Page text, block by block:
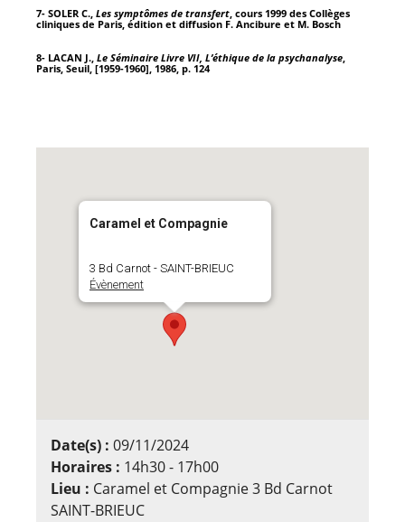
7- SOLER C., Les symptômes de transfert, cours 1999 des Collèges
cliniques de Paris, édition et diffusion F. Ancibure et M. Bosch
8- LACAN J., Le Séminaire Livre VII, L’éthique de la psychanalyse,
Paris, Seuil, [1959-1960], 1986, p. 124
Caramel et Compagnie
3 Bd Carnot - SAINT-BRIEUC
Évènement
Date(s) : 09/11/2024
Horaires : 14h30 - 17h00
Lieu : Caramel et Compagnie 3 Bd Carnot
SAINT-BRIEUC